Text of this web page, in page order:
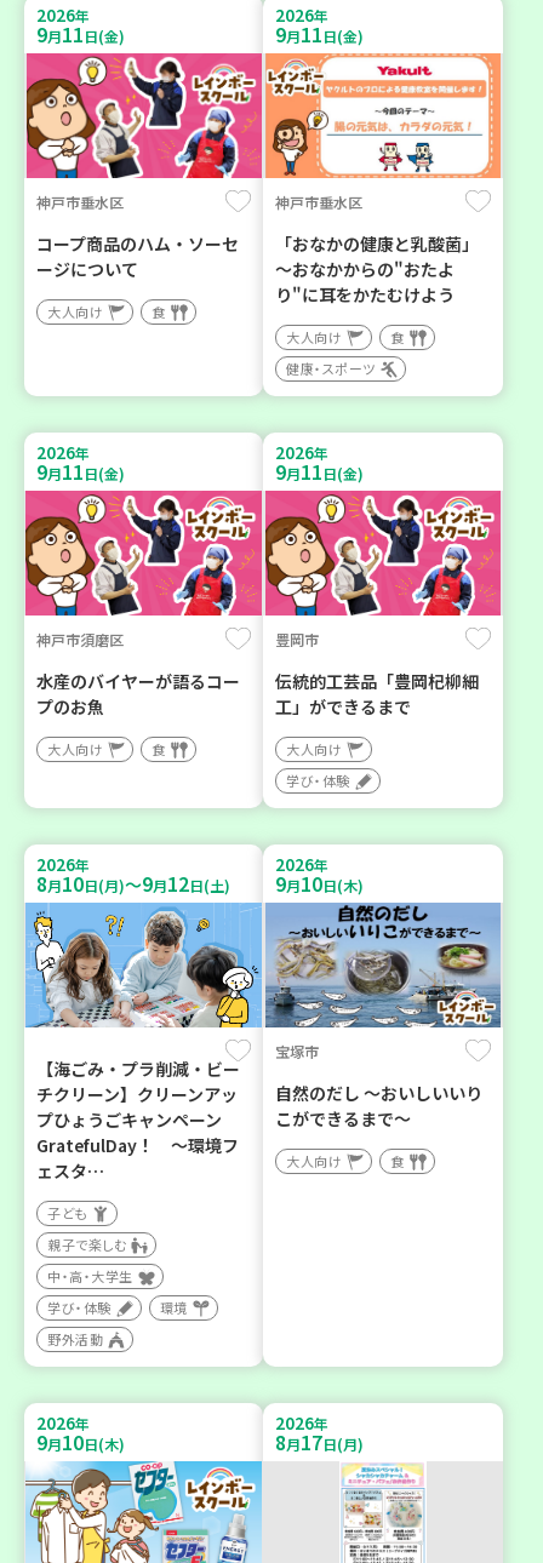
2026年
9月11日(金)
神戸市垂水区
コープ商品のハム・ソーセ
ージについて
大人向け 食
2026年
9月11日(金)
神戸市垂水区
「おなかの健康と乳酸菌」
～おなかからの"おたよ
り"に耳をかたむけよう
大人向け
食
健康・スポーツ
2026年
9月11日(金)
神戸市須磨区
水産のバイヤーが語るコー
プのお魚
大人向け 食
2026年
9月11日(金)
豊岡市
伝統的工芸品「豊岡杞柳細
工」ができるまで
大人向け
学び・体験
2026年
8月10日(月)～9月12日(土)
【海ごみ・プラ削減・ビー
チクリーン】クリーンアッ
プひょうごキャンペーン
GratefulDay！ ～環境フ
ェスタ…
子ども
親子で楽しむ
中・高・大学生
学び・体験
環境
野外活動
2026年
9月10日(木)
宝塚市
自然のだし ～おいしいいり
こができるまで～
大人向け 食
2026年
9月10日(木)
2026年
8月17日(月)